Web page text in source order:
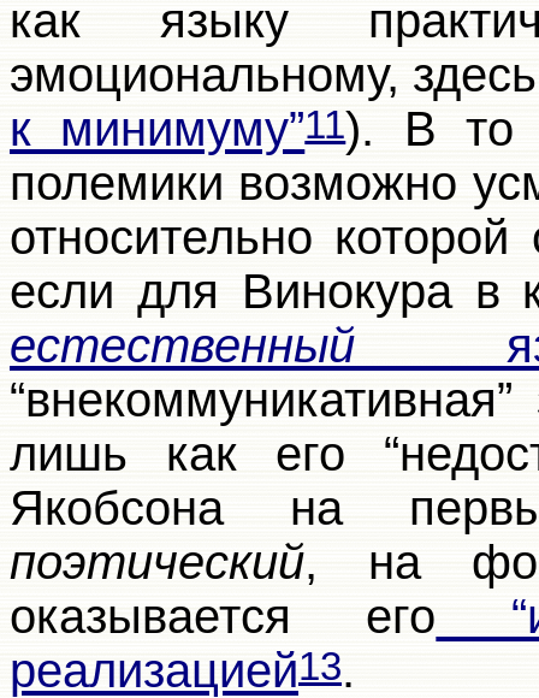
как языку
эмоциональному,
к минимуму”11). В то
полемики возможно
относительно
если для Винокура в
естественный
лишь как его
Якобсона на
поэтический, на
оказывается его
реализацией13.